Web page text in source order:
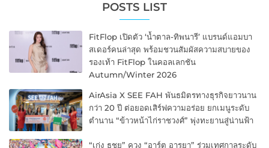
POSTS LIST
FitFlop เปิดตัว ‘น้ำตาล-ทิพนารี’ แบรนด์แอมบา
สเดอร์คนล่าสุด พร้อมชวนสัมผัสความสบายของ
รองเท้า FitFlop ในคอลเลกชัน
Autumn/Winter 2026
AirAsia X SEE FAH พันธมิตรทางธุรกิจยาวนาน
กว่า 20 ปี ต่อยอดเสิร์ฟความอร่อย ยกเมนูระดับ
ตำนาน “ข้าวหน้าไก่ราชวงศ์” พุ่งทะยานสู่น่านฟ้า
“เก่ง ธชย” ควง “อาร์ต อารยา” ร่วมเทศกาลระดับ